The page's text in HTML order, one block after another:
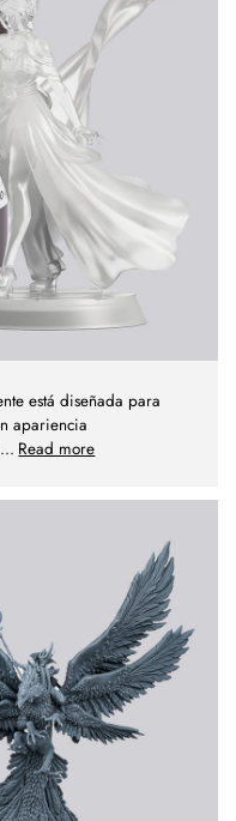
está diseñada para
apariencia
... Read more